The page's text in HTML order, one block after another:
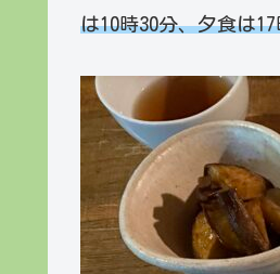
は10時30分、夕食は17